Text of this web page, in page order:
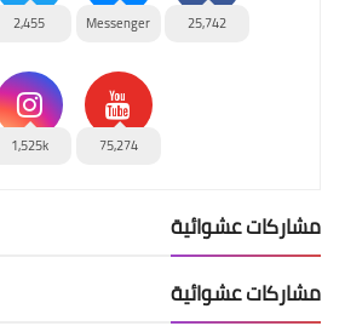
25,742
Messenger
2,455
75,274
1,525k
مشاركات عشوائية
مشاركات عشوائية